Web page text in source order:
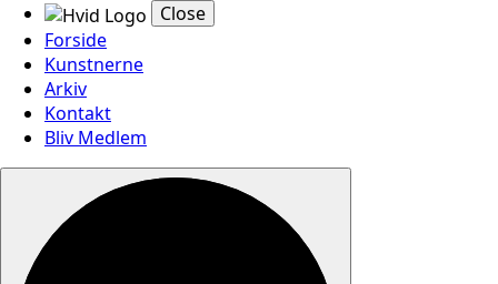
Close
Forside
Kunstnerne
Arkiv
Kontakt
Bliv Medlem